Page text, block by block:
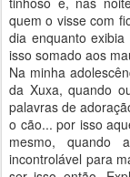
quem o visse com
dia enquanto
isso somado aos
Na minha
da Xuxa, quando
palavras de
o cão... por isso
mesmo, quando
incontrolável para